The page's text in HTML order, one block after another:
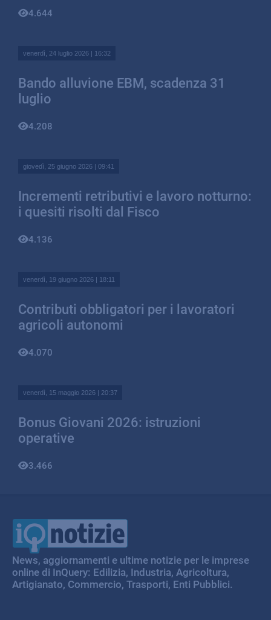
4.644
venerdì, 24 luglio 2026 | 16:32
Bando alluvione EBM, scadenza 31
luglio
4.208
giovedì, 25 giugno 2026 | 09:41
Incrementi retributivi e lavoro notturno:
i quesiti risolti dal Fisco
4.136
venerdì, 19 giugno 2026 | 18:11
Contributi obbligatori per i lavoratori
agricoli autonomi
4.070
venerdì, 15 maggio 2026 | 20:37
Bonus Giovani 2026: istruzioni
operative
3.466
IQ Notizie
News, aggiornamenti e ultime notizie per le imprese
online di InQuery: Edilizia, Industria, Agricoltura,
Artigianato, Commercio, Trasporti, Enti Pubblici.